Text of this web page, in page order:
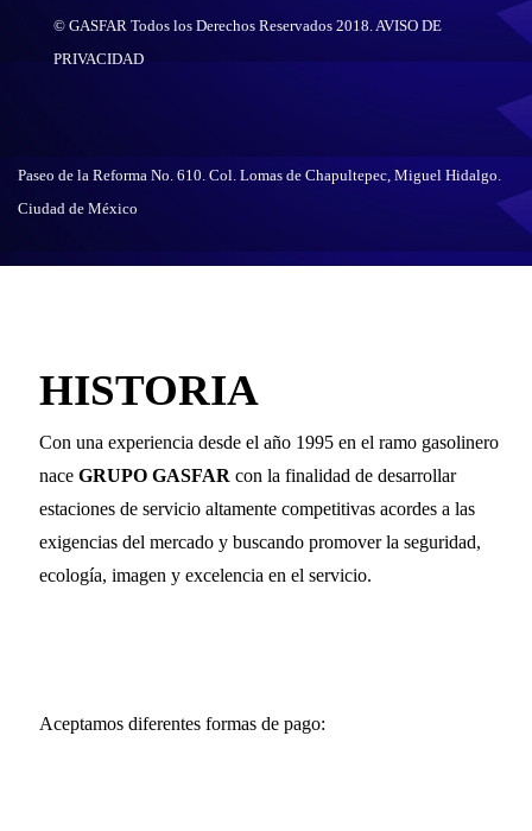
© GASFAR Todos los Derechos Reservados 2018. AVISO DE
PRIVACIDAD
Paseo de la Reforma No. 610. Col. Lomas de Chapultepec, Miguel Hidalgo.
Ciudad de México
HISTORIA
Con una experiencia desde el año 1995 en el ramo gasolinero
nace GRUPO GASFAR con la finalidad de desarrollar
estaciones de servicio altamente competitivas acordes a las
exigencias del mercado y buscando promover la seguridad,
ecología, imagen y excelencia en el servicio.
Aceptamos diferentes formas de pago: